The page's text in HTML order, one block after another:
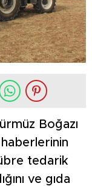
Boğazı
haberlerinin
tedarik
ve gıda